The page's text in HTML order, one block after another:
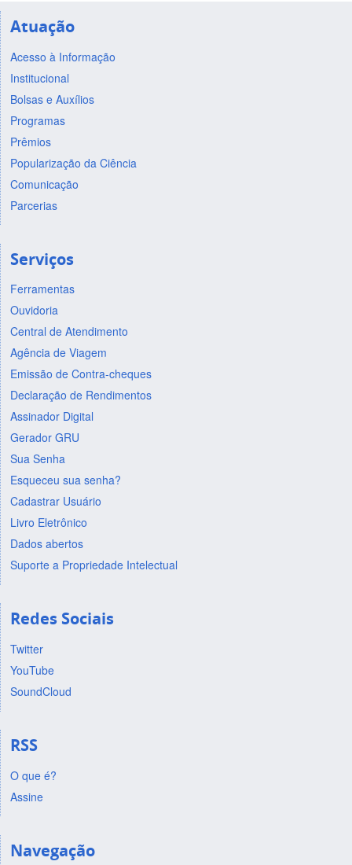
Atuação
Acesso à Informação
Institucional
Bolsas e Auxílios
Programas
Prêmios
Popularização da Ciência
Comunicação
Parcerias
Serviços
Ferramentas
Ouvidoria
Central de Atendimento
Agência de Viagem
Emissão de Contra-cheques
Declaração de Rendimentos
Assinador Digital
Gerador GRU
Sua Senha
Esqueceu sua senha?
Cadastrar Usuário
Livro Eletrônico
Dados abertos
Suporte a Propriedade Intelectual
Redes Sociais
Twitter
YouTube
SoundCloud
RSS
O que é?
Assine
Navegação